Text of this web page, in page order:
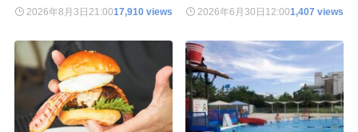
2026年8月3日 21:0017,910 views 2026年6月30日 12:001,407 views